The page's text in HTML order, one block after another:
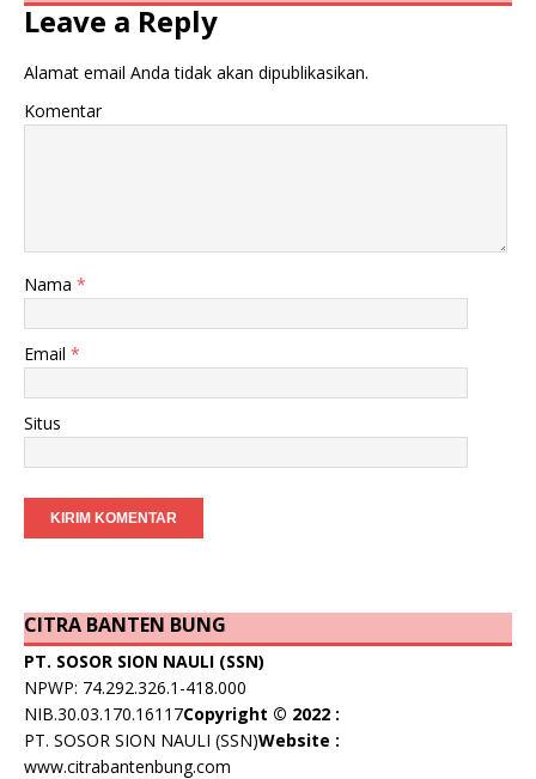
Leave a Reply
Alamat email Anda tidak akan dipublikasikan.
Komentar
Nama *
Email *
Situs
CITRA BANTEN BUNG
PT. SOSOR SION NAULI (SSN)
NPWP: 74.292.326.1-418.000
NIB.30.03.170.16117Copyright © 2022 :
PT. SOSOR SION NAULI (SSN)Website :
www.citrabantenbung.com